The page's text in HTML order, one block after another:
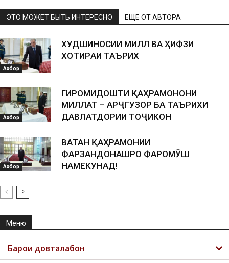
ЭТО МОЖЕТ БЫТЬ ИНТЕРЕСНО ЕЩЕ ОТ АВТОРА
Ахбор
ХУДШИНОСИИ МИЛЛӢ ВА ҲИФЗИ
ХОТИPАИ ТАЪPИХӢ
Ахбор
ГИРОМИДОШТИ ҚАҲРАМОНОНИ
МИЛЛАТ – АРҶГУЗОРӢ БА ТАЪРИХИ
ДАВЛАТДОРИИ ТОҶИКОН
Ахбор
ВАТАН ҚАҲРАМОНИИ
ФАРЗАНДОНАШРО ФАРОМӮШ
НАМЕКУНАД!
Меню
Барои довталабон